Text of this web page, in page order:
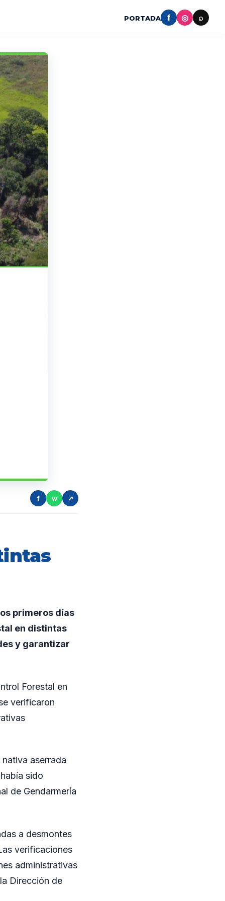
PORTADA f ◎ ⌕
f w ↗
primeros días
en distintas
y garantizar
Forestal en
verificaron
aserrada
sido
de Gendarmería
a desmontes
verificaciones
administrativas
Dirección de